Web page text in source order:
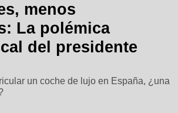
menos
La polémica
del presidente
un coche de lujo en España, ¿una